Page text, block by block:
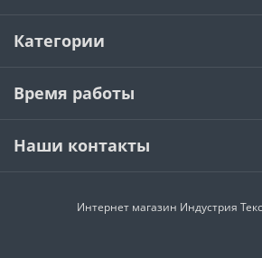
Категории
Время работы
Наши контакты
Интернет магазин Индустрия